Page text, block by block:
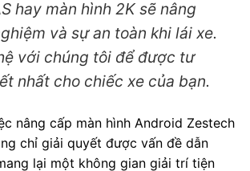
hay màn hình 2K sẽ nâng
và sự an toàn khi lái xe.
với chúng tôi để được tư
nhất cho chiếc xe của bạn.
nâng cấp màn hình Android Zestech
chỉ giải quyết được vấn đề dẫn
lại một không gian giải trí tiện